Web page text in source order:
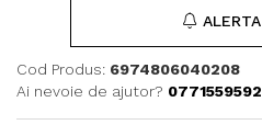
Cod Produs: 6974806040208
Ai nevoie de ajutor? 0771559592